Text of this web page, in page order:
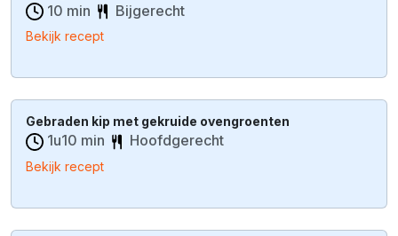
10 min Bijgerecht
Bekijk recept
Gebraden kip met gekruide ovengroenten
1u10 min Hoofdgerecht
Bekijk recept